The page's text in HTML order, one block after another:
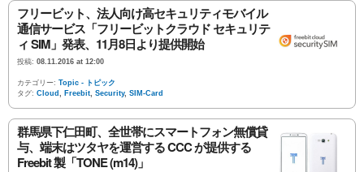
フリービット、法人向け高セキュリティモバイル
通信サービス「フリービットクラウド セキュリテ
ィ SIM」発表、11月8日より提供開始
投稿: 08.11.2016 at 12:00
カテゴリー: Topic - トピック
タグ: Cloud , Freebit, Security, SIM-Card
群馬県下仁田町、全世帯にスマートフォン無償貸
与、端末はツタヤを運営する CCC が提供する
Freebit 製「TONE (m14)」